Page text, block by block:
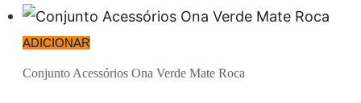
ADICIONAR
Conjunto Acessórios Ona Verde Mate Roca